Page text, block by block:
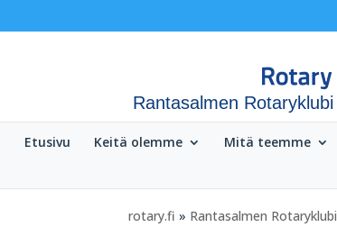
Rantasalmen Rotaryklubi
Etusivu Keitä olemme Mitä teemme
rotary.fi » Rantasalmen Rotaryklubi